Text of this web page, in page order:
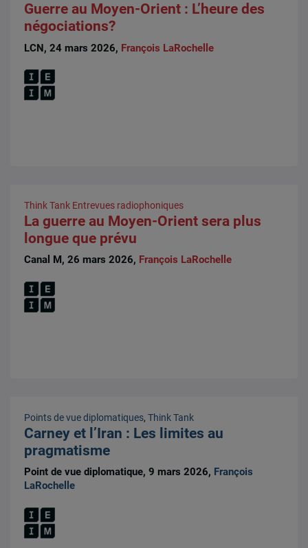
Guerre au Moyen-Orient : L’heure des
négociations?
LCN, 24 mars 2026, François LaRochelle
Think Tank Entrevues radiophoniques
La guerre au Moyen-Orient sera plus
longue que prévu
Canal M, 26 mars 2026, François LaRochelle
Points de vue diplomatiques,Think Tank
Carney et l’Iran : Les limites au
pragmatisme
Point de vue diplomatique, 9 mars 2026, François
LaRochelle